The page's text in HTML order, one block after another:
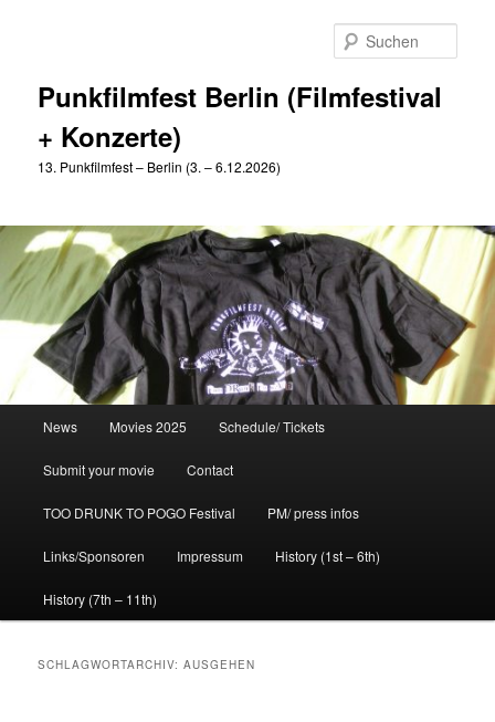
Punkfilmfest Berlin (Filmfestival
+ Konzerte)
13. Punkfilmfest – Berlin (3. – 6.12.2026)
News Movies 2025 Schedule/ Tickets
Submit your movie Contact
TOO DRUNK TO POGO Festival PM/ press infos
Links/Sponsoren Impressum History (1st – 6th)
History (7th – 11th)
SCHLAGWORTARCHIV:AUSGEHEN